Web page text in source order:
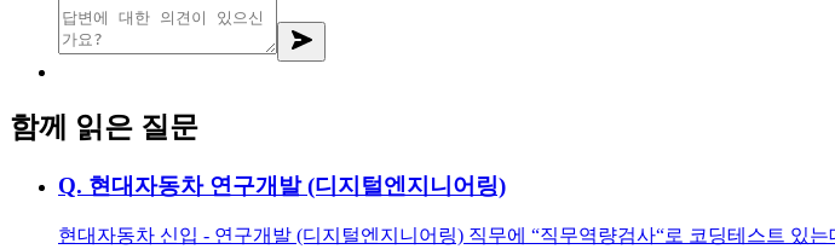
함께 읽은 질문
Q. 현대자동차 연구개발 (디지털엔지니어링)
현대자동차 신입 - 연구개발 (디지털엔지니어링) 직무에 “직무역량검사“로 코딩테스트 있